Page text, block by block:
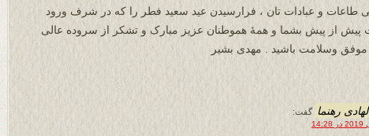
طاعات و عبادات تان ، فرارسیدن عید سعید فطر را که در شرف ورود
از پیش بشما و همۀ هموطنان عزیز مبارک و تشکر از سروده عالی
موفق وسلامت باشید . مهدی بشیر
رهنما گفت: